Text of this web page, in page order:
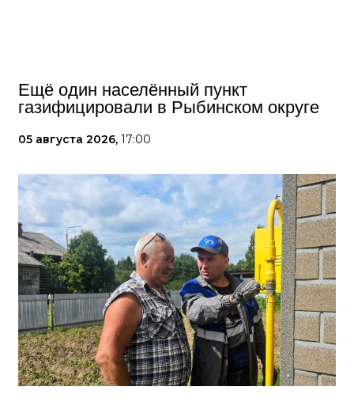
Ещё один населённый пункт
газифицировали в Рыбинском округе
05 августа 2026, 17:00